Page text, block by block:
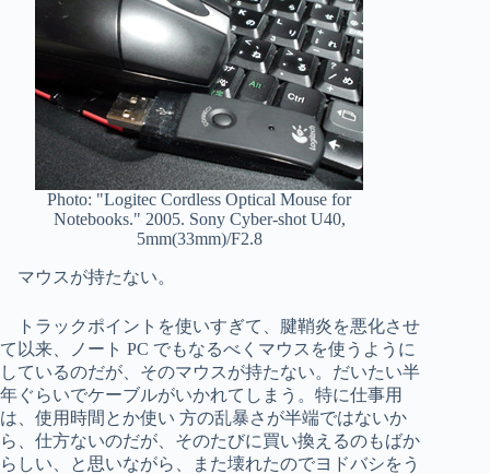
Photo: "Logitec Cordless Optical Mouse for
Notebooks." 2005. Sony Cyber-shot U40,
5mm(33mm)/F2.8
マウスが持たない。
トラックポイントを使いすぎて、腱鞘炎を悪化させ
て以来、ノート PC でもなるべくマウスを使うように
しているのだが、そのマウスが持たない。だいたい半
年ぐらいでケーブルがいかれてしまう。特に仕事用
は、使用時間とか使い 方の乱暴さが半端ではないか
ら、仕方ないのだが、そのたびに買い換えるのもばか
らしい、と思いながら、また壊れたのでヨドバシをう